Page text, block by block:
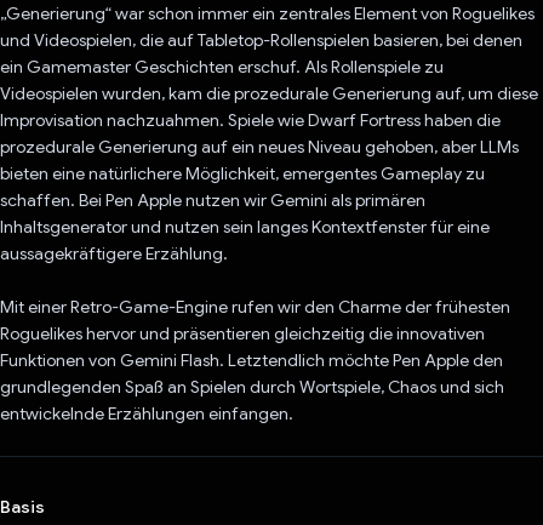
„Generierung“ war schon immer ein zentrales Element von Roguelikes
und Videospielen, die auf Tabletop-Rollenspielen basieren, bei denen
ein Gamemaster Geschichten erschuf. Als Rollenspiele zu
Videospielen wurden, kam die prozedurale Generierung auf, um diese
Improvisation nachzuahmen. Spiele wie Dwarf Fortress haben die
prozedurale Generierung auf ein neues Niveau gehoben, aber LLMs
bieten eine natürlichere Möglichkeit, emergentes Gameplay zu
schaffen. Bei Pen Apple nutzen wir Gemini als primären
Inhaltsgenerator und nutzen sein langes Kontextfenster für eine
aussagekräftigere Erzählung.
Mit einer Retro-Game-Engine rufen wir den Charme der frühesten
Roguelikes hervor und präsentieren gleichzeitig die innovativen
Funktionen von Gemini Flash. Letztendlich möchte Pen Apple den
grundlegenden Spaß an Spielen durch Wortspiele, Chaos und sich
entwickelnde Erzählungen einfangen.
Basis